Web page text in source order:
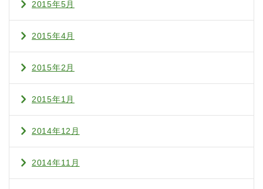
2015年5月
2015年4月
2015年2月
2015年1月
2014年12月
2014年11月